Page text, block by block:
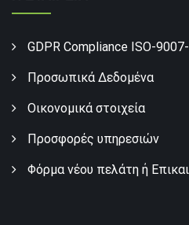
GDPR Compliance ISO-
Προσωπικά Δεδομένα
Οικονομικά στοιχεία
Προσφορές υπηρεσιών
Φόρμα νέου πελάτη ή